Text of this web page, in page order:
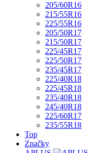
205/60R16
215/55R16
225/55R16
205/50R17
215/50R17
225/45R17
225/50R17
235/45R17
225/40R18
225/45R18
235/40R18
245/40R18
225/60R17
235/55R18
Top
Značky